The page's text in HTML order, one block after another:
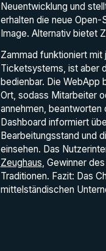
Neuentwicklung und
erhalten die neue
Image. Alternativ bietet
Zammad funktioniert
Ticketsystems, ist aber
bedienbar. Die WebApp
Ort, sodass Mitarbeiter
annehmen, beantworten
Dashboard informiert
Bearbeitungsstand und
einsehen. Das
Zeughaus , Gewinner
Traditionen. Fazit: Das
mittelständischen